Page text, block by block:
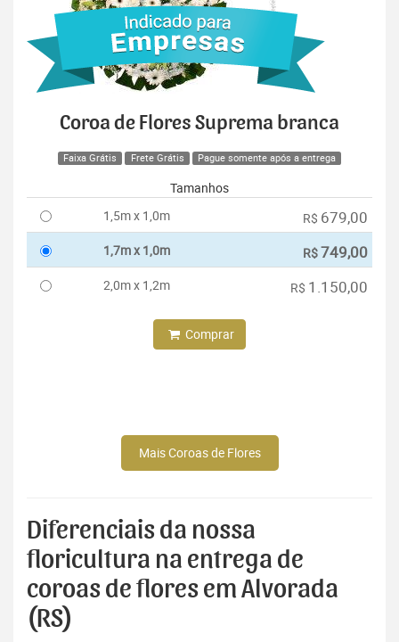
Coroa de Flores Suprema branca
Faixa Grátis Frete Grátis Pague somente após a entrega
Tamanhos
1,5m x 1,0m
R$ 679,00
1,7m x 1,0m R$749,00
2,0m x 1,2m R$ 1.150,00
Comprar
Mais Coroas de Flores
Diferenciais da nossa
floricultura na entrega de
coroas de flores em Alvorada
(RS)